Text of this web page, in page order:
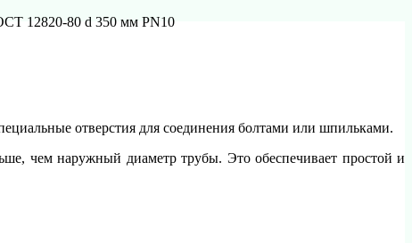
12820-80 d 350 мм PN10
отверстия для соединения болтами или шпильками.
чем наружный диаметр трубы. Это обеспечивает простой и